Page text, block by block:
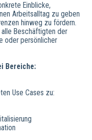
Einblicke,
Arbeitsalltag zu geben
hinweg zu fördern.
Beschäftigten der
oder persönlicher
Bereiche:
Use Cases zu: